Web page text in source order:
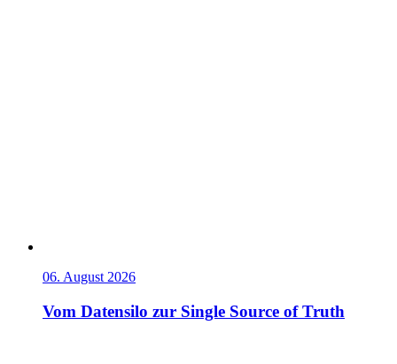
06. August 2026
Vom Datensilo zur Single Source of Truth